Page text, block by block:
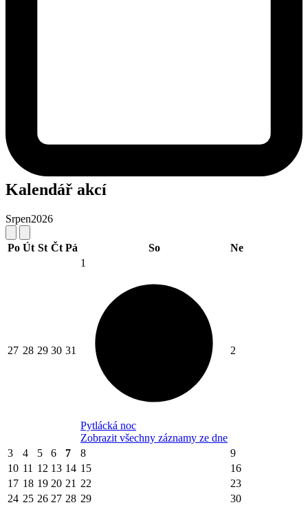
Kalendář akcí
Srpen2026
Po Út St Čt Pá So Ne
27 28 29 30 31
1
Pytlácká noc
Zobrazit všechny záznamy ze dne
2
3 4 5 6 7 8
9
10 11 12 13 14 15
16
17 18 19 20 21 22
23
24 25 26 27 28 29
30